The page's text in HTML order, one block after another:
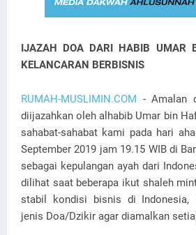
IJAZAH DOA DARI HABIB UMAR
KELANCARAN BERBISNIS
RUMAH-MUSLIMIN.COM - Amalan
diijazahkan oleh alhabib Umar bin
sahabat-sahabat kami pada hari
September 2019 jam 19.15 WIB di
sebagai kepulangan ayah dari
dilihat saat beberapa ikut shaleh
stabil kondisi bisnis di Indonesia,
jenis Doa/Dzikir agar diamalkan